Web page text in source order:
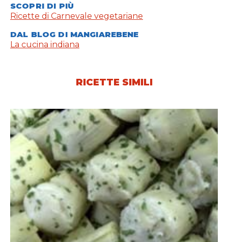
SCOPRI DI PIÙ
Ricette di Carnevale vegetariane
DAL BLOG DI MANGIAREBENE
La cucina indiana
RICETTE SIMILI